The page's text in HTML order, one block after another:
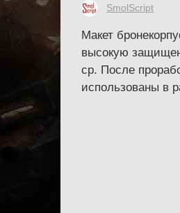
SmolScript
Макет
высокую
ср. После
использованы в